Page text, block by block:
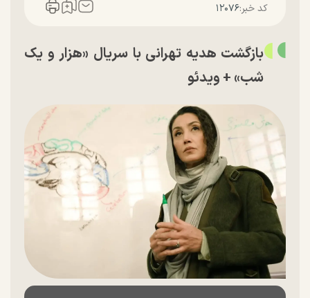
کد خبر:۱۲۰۷۶
بازگشت هدیه تهرانی با سریال «هزار و یک
شب» + ویدئو